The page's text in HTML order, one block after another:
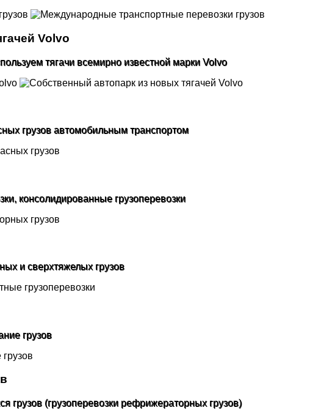
Volvo
тягачи всемирно известной марки Volvo
грузов автомобильным транспортом
консолидированные грузоперевозки
и сверхтяжелых грузов
грузов
грузов (грузоперевозки рефрижераторных грузов)